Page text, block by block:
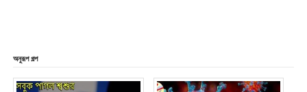
অনুরূপ গল্প